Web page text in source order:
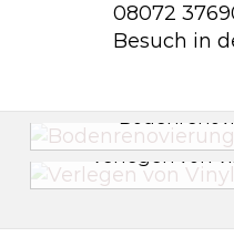
08072
Besuch in
Verlegen von